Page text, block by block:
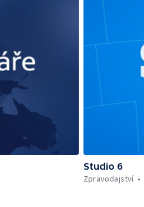
Studio 6
Zpravodajství